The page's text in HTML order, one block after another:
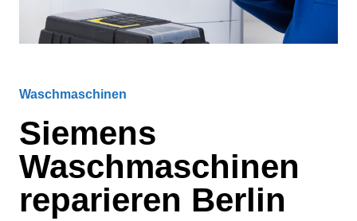
Waschmaschinen
Siemens
Waschmaschinen
reparieren Berlin